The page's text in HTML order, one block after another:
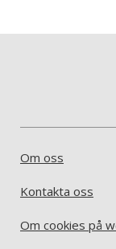
Om oss
Kontakta oss
Om cookies på